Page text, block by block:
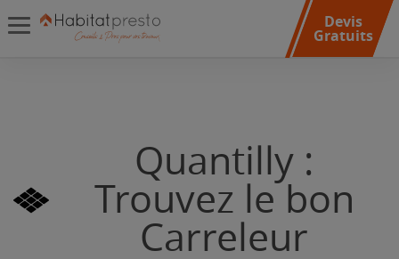
Devis
Gratuits
Quantilly :
Trouvez le bon
Carreleur